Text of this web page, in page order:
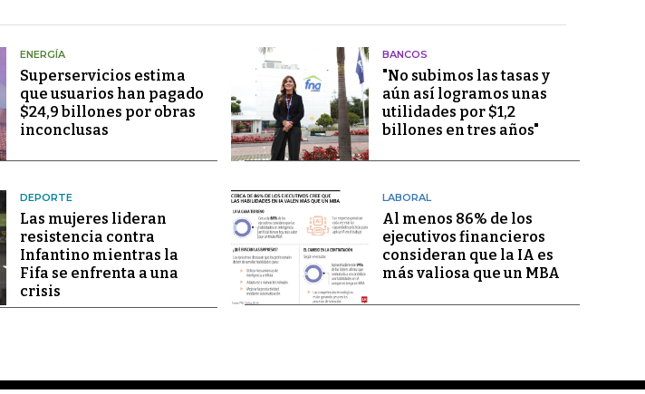
ENERGÍA
Superservicios estima
que usuarios han pagado
$24,9 billones por obras
inconclusas
BANCOS
"No subimos las tasas y
aún así logramos unas
utilidades por $1,2
billones en tres años"
DEPORTE
Las mujeres lideran
resistencia contra
Infantino mientras la
Fifa se enfrenta a una
crisis
LABORAL
Al menos 86% de los
ejecutivos financieros
consideran que la IA es
más valiosa que un MBA